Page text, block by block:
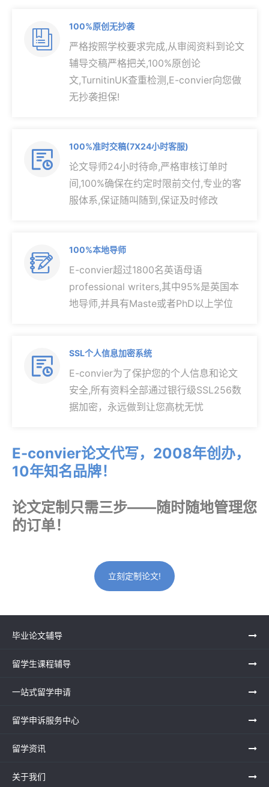

100%原创无抄袭
严格按照学校要求完成,从审阅资料到论文
辅导交稿严格把关,100%原创论
文,TurnitinUK查重检测,E-convier向您做
无抄袭担保!

100%准时交稿(7X24小时客服)
论文导师24小时待命,严格审核订单时
间,100%确保在约定时限前交付,专业的客
服体系,保证随叫随到,保证及时修改

100%本地导师
E-convier超过1800名英语母语
professional writers,其中95%是英国本
地导师,并具有Maste或者PhD以上学位

SSL个人信息加密系统
E-convier为了保护您的个人信息和论文
安全,所有资料全部通过银行级SSL256数
据加密，永远做到让您高枕无忧
E-convier论文代写，2008年创办，
10年知名品牌！
论文定制只需三步——随时随地管理您
的订单！
立刻定制论文!
毕业论文辅导
留学生课程辅导
一站式留学申请
留学申诉服务中心
留学资讯
关于我们